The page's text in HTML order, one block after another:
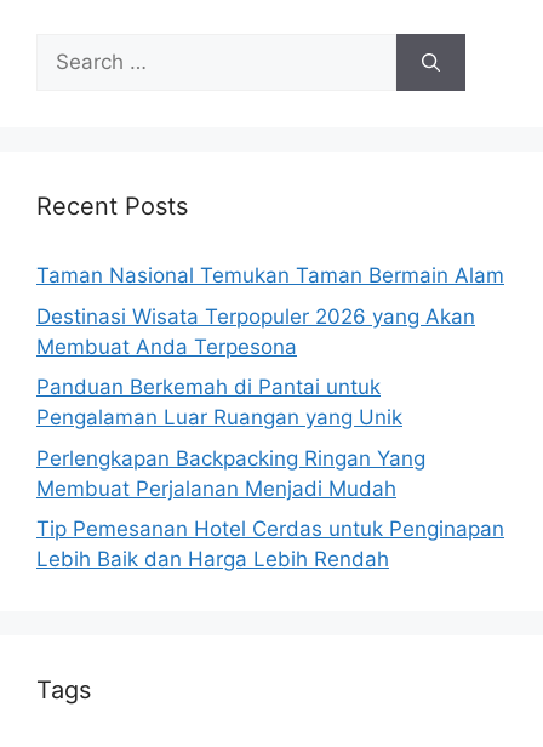
Search
for:
Recent Posts
Taman Nasional Temukan Taman Bermain Alam
Destinasi Wisata Terpopuler 2026 yang Akan
Membuat Anda Terpesona
Panduan Berkemah di Pantai untuk
Pengalaman Luar Ruangan yang Unik
Perlengkapan Backpacking Ringan Yang
Membuat Perjalanan Menjadi Mudah
Tip Pemesanan Hotel Cerdas untuk Penginapan
Lebih Baik dan Harga Lebih Rendah
Tags